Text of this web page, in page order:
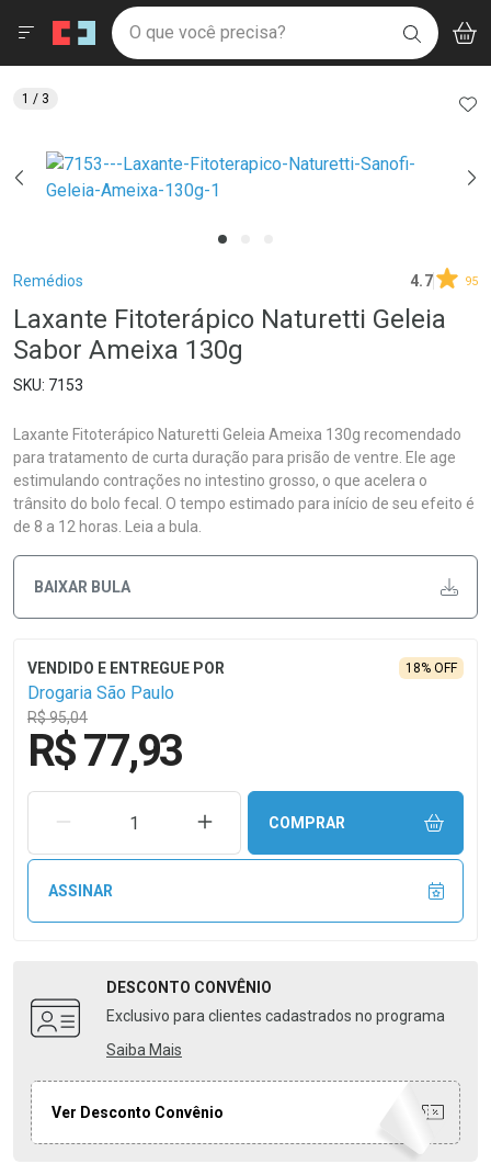
Drogaria São Paulo
Ir direto para a home
pela página
Ir direto para o conteúdo
Ir direto para a busca
Ir direto para a conta
Ir direto para a notificações
Ir direto para o carrinho
Ir direto para o menu
Faça a sua busca
O que você precisa? BUSCAR
Menu
Breadcrumb
Remédios 4.7 95
Laxante Fitoterápico Naturetti Geleia
Sabor Ameixa 130g
7153
Laxante Fitoterápico Naturetti Geleia Ameixa 130g recomendado
para tratamento de curta duração para prisão de ventre. Ele age
estimulando contrações no intestino grosso, o que acelera o
trânsito do bolo fecal. O tempo estimado para início de seu efeito é
de 8 a 12 horas. Leia a bula.
BAIXAR BULA
Drogaria São Paulo
R$ 95,04
18% OFF
R$ 77,93
REMOVER UMA UNIDADEAUMENTAR UMA UNIDADE
COMPRAR
ASSINAR
DESCONTO CONVÊNIO
Exclusivo para clientes cadastrados no programa
Saiba Mais
Ver Desconto Convênio
1 / 3